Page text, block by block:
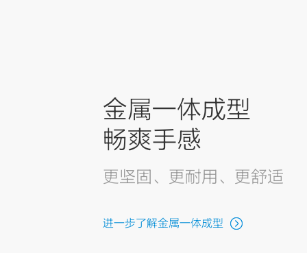
金属一体成型
畅爽手感
更坚固、更耐用、更舒适
进一步了解金属一体成型